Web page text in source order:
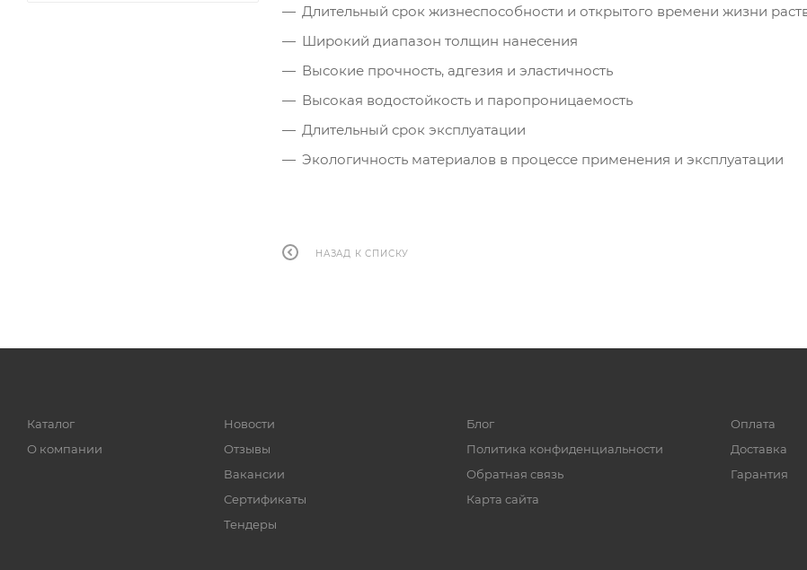
Длительный срок жизнеспособности и открытого времени жизни
Широкий диапазон толщин нанесения
Высокие прочность, адгезия и эластичность
Высокая водостойкость и паропроницаемость
Длительный срок эксплуатации
Экологичность материалов в процессе применения и эксплуатации
НАЗАД К СПИСКУ
Каталог
О компании
Новости
Отзывы
Вакансии
Сертификаты
Тендеры
Блог
Политика конфиденциальности
Обратная связь
Карта сайта
Оплата
Доставка
Гарантия